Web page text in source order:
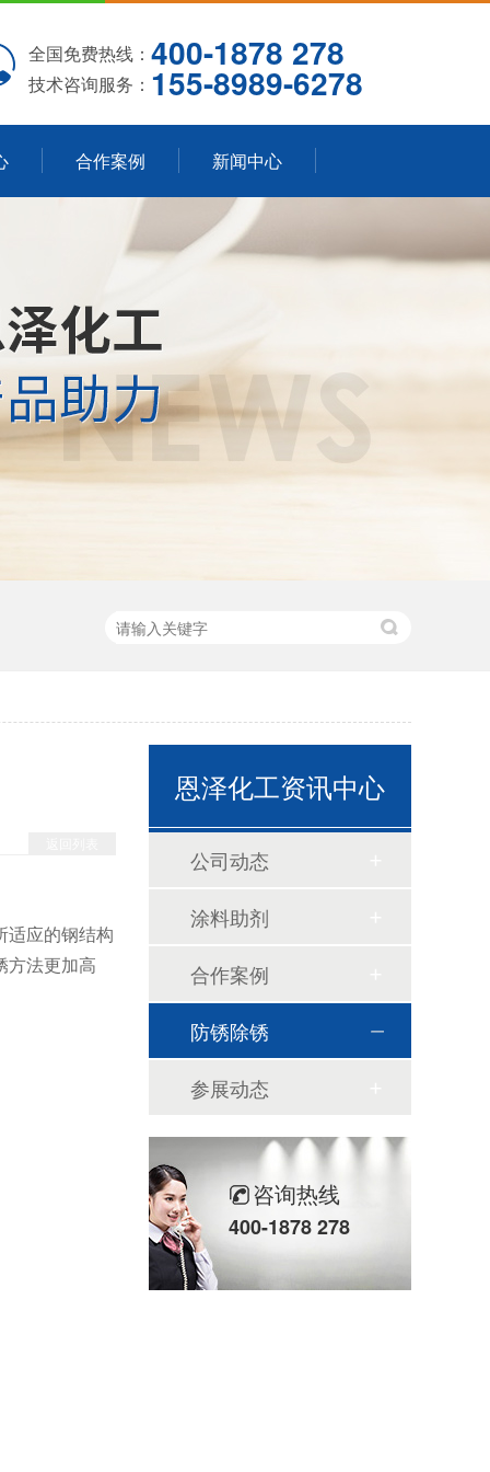
全国免费热线： 400-1878 278
技术咨询服务： 155-8989-6278
合作案例 新闻中心
适应的钢结构
方法更加高
恩泽化工资讯中心
公司动态
涂料助剂
合作案例
防锈除锈
参展动态
咨询热线
400-1878 278